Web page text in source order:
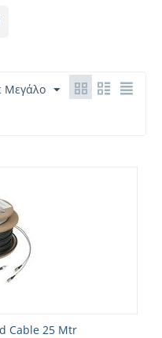
Μεγάλο
Cable 25 Mtr